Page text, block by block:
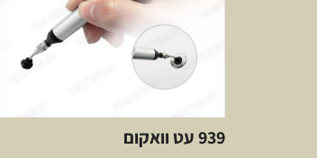
939 עט וואקום